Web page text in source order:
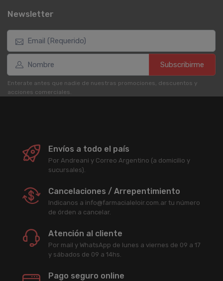
Newsletter
Subscribirme
Enterate antes que nadie de nuestras promociones, descuentos y
acciones comerciales.
Envíos a todo el país
Por Andreani y Correo Argentino (a domicilio y
sucursales).
Cancelaciones / Arrepentimiento
Indicanos a info@farmacialeloir.com.ar tu número
de órden a cancelar.
Atención al cliente
Por mail y WhatsApp de lunes a viernes de 09 a 17
y sábados de 09 a 14hs.
Pago seguro online